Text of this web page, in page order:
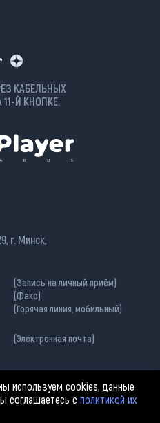
КАБЕЛЬНЫХ
Й КНОПКЕ.
г. Минск,
(Запись на личный приём)
(Факс)
(Горячая линия, мобильный)
(Электронная почта)
При любом использовании
используем cookies, данные
соглашаетесь сполитикой их